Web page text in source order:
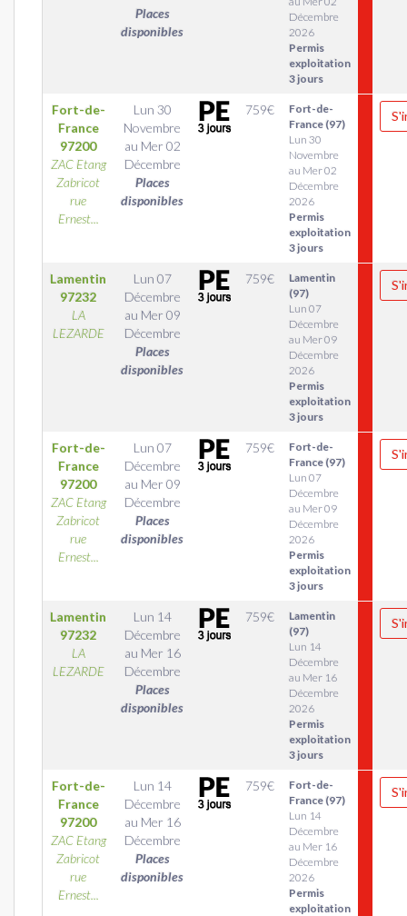
Places
disponibles
Décembre
2026
Permis
exploitation
3 jours
Fort-de-
France
97200
ZAC Etang
Zabricot
rue
Ernest...
Lun 30
Novembre
au Mer 02
Décembre
Places
disponibles
759€
Fort-de-
France (97)
Lun 30
Novembre
au Mer 02
Décembre
2026
Permis
exploitation
3 jours
Lamentin
97232
LA
LEZARDE
Lun 07
Décembre
au Mer 09
Décembre
Places
disponibles
759€
Lamentin
(97)
Lun 07
Décembre
au Mer 09
Décembre
2026
Permis
exploitation
3 jours
Fort-de-
France
97200
ZAC Etang
Zabricot
rue
Ernest...
Lun 07
Décembre
au Mer 09
Décembre
Places
disponibles
759€
Fort-de-
France (97)
Lun 07
Décembre
au Mer 09
Décembre
2026
Permis
exploitation
3 jours
Lamentin
97232
LA
LEZARDE
Lun 14
Décembre
au Mer 16
Décembre
Places
disponibles
759€
Lamentin
(97)
Lun 14
Décembre
au Mer 16
Décembre
2026
Permis
exploitation
3 jours
Fort-de-
France
97200
ZAC Etang
Zabricot
rue
Ernest...
Lun 14
Décembre
au Mer 16
Décembre
Places
disponibles
759€
Fort-de-
France (97)
Lun 14
Décembre
au Mer 16
Décembre
2026
Permis
exploitation